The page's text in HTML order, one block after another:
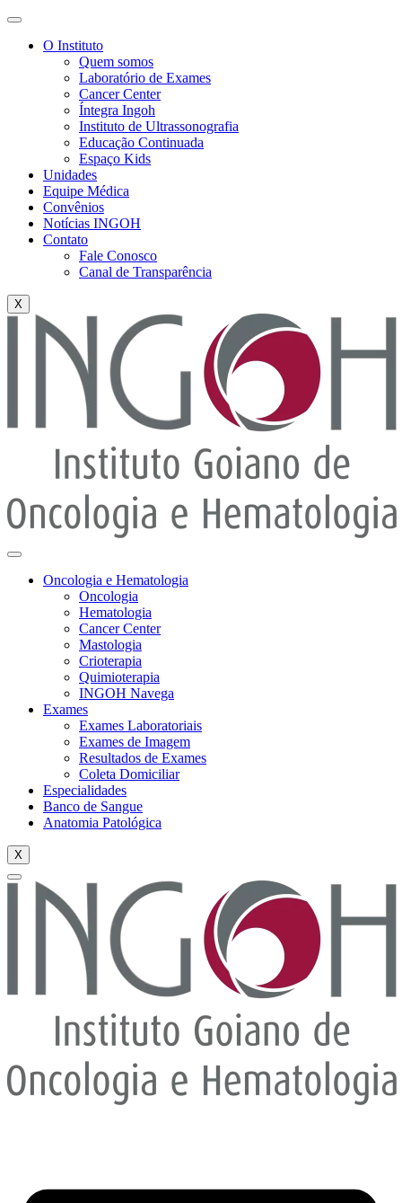
O Instituto
Quem somos
Laboratório de Exames
Cancer Center
Íntegra Ingoh
Instituto de Ultrassonografia
Educação Continuada
Espaço Kids
Unidades
Equipe Médica
Convênios
Notícias INGOH
Contato
Fale Conosco
Canal de Transparência
X
Oncologia e Hematologia
Oncologia
Hematologia
Cancer Center
Mastologia
Crioterapia
Quimioterapia
INGOH Navega
Exames
Exames Laboratoriais
Exames de Imagem
Resultados de Exames
Coleta Domiciliar
Especialidades
Banco de Sangue
Anatomia Patológica
X